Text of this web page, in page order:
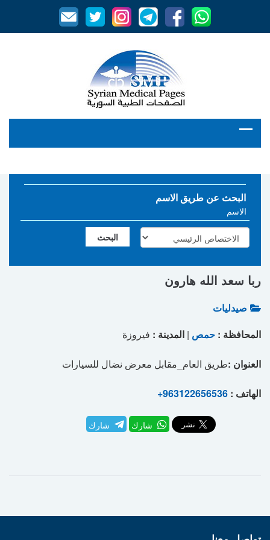
البحث عن طريق الاسم
ربا سعد الله هارون
صيدليات
المحافظة : حمص | المدينة : فيروزة
العنوان :طريق العام_مقابل معرض نضال للسيارات
الهاتف : +963122656536
شارك شارك